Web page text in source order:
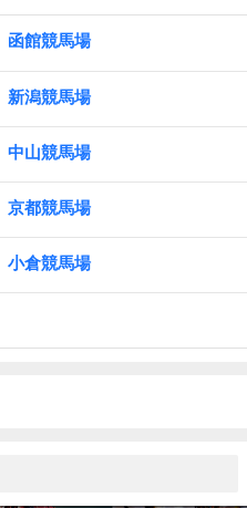
函館競馬場
新潟競馬場
中山競馬場
京都競馬場
小倉競馬場